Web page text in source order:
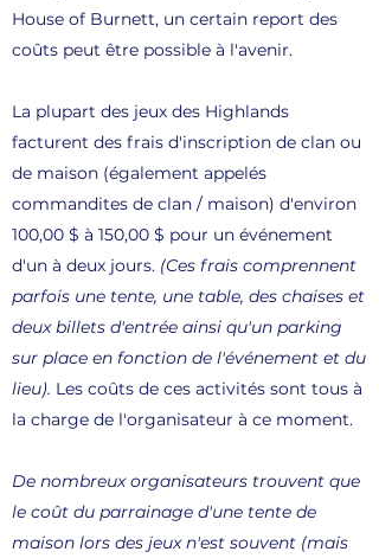
House of Burnett, un certain report des
coûts peut être possible à l'avenir.
La plupart des jeux des Highlands
facturent des frais d'inscription de clan ou
de maison (également appelés
commandites de clan / maison) d'environ
100,00 $ à 150,00 $ pour un événement
d'un à deux jours. (Ces frais comprennent
parfois une tente, une table, des chaises et
deux billets d'entrée ainsi qu'un parking
sur place en fonction de l'événement et du
lieu). Les coûts de ces activités sont tous à
la charge de l'organisateur à ce moment.
De nombreux organisateurs trouvent que
le coût du parrainage d'une tente de
maison lors des jeux n'est souvent (mais